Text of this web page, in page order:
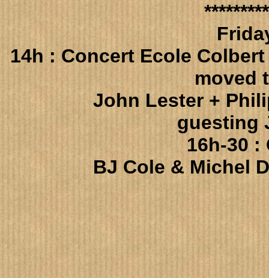
14h : Concert Ecole
moved
John Lester +
guesting
16h-30 :
BJ Cole & Michel